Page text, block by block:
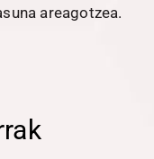
areagotzea.